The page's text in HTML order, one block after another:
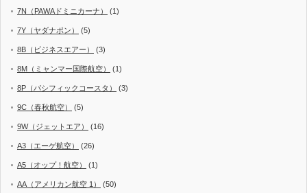
7N（PAWAドミニカーナ） (1)
7Y（ヤダナポン） (5)
8B（ビジネスエアー） (3)
8M（ミャンマー国際航空） (1)
8P（パシフィックコースタ） (3)
9C（春秋航空） (5)
9W（ジェットエア） (16)
A3（エーゲ航空） (26)
A5（オップ！航空） (1)
AA（アメリカン航空 1） (50)